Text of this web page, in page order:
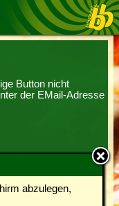
abzulegen,